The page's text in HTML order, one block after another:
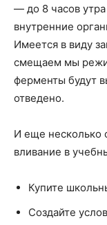
— до 8 часов
внутренние
Имеется в виду
смещаем мы
ферменты будут
отведено.
И еще несколько
вливание в
Купите
Создайте